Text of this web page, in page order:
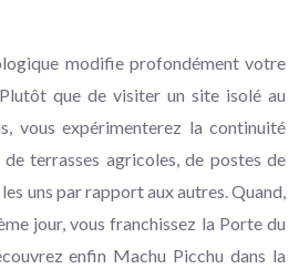
modifie profondément votre
que de visiter un site isolé au
vous expérimenterez la continuité
de terrasses agricoles, de postes de
uns par rapport aux autres. Quand,
jour, vous franchissez la Porte du
enfin Machu Picchu dans la